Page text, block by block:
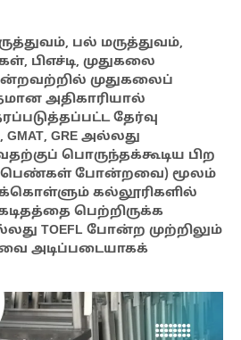
பல் மருத்துவம்,
பிஎச்டி, முதுகலை
முதுகலைப்
அதிகாரியால்
தேர்வு
GRE அல்லது
பொருந்தக்கூடிய பிற
போன்றவை) மூலம்
கல்லூரிகளில்
பெற்றிருக்க
TOEFL போன்ற முற்றிலும்
அடிப்படையாகக்